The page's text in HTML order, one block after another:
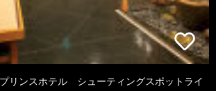
リンスホテル シューティングスポットライ